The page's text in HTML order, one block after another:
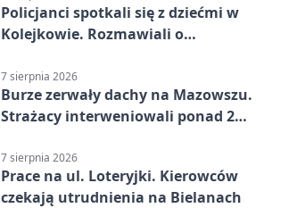
Policjanci spotkali się z dziećmi w
Kolejkowie. Rozmawiali o
7 sierpnia 2026
Burze zerwały dachy na Mazowszu.
Strażacy interweniowali ponad 250
7 sierpnia 2026
Prace na ul. Loteryjki. Kierowców
czekają utrudnienia na Bielanach